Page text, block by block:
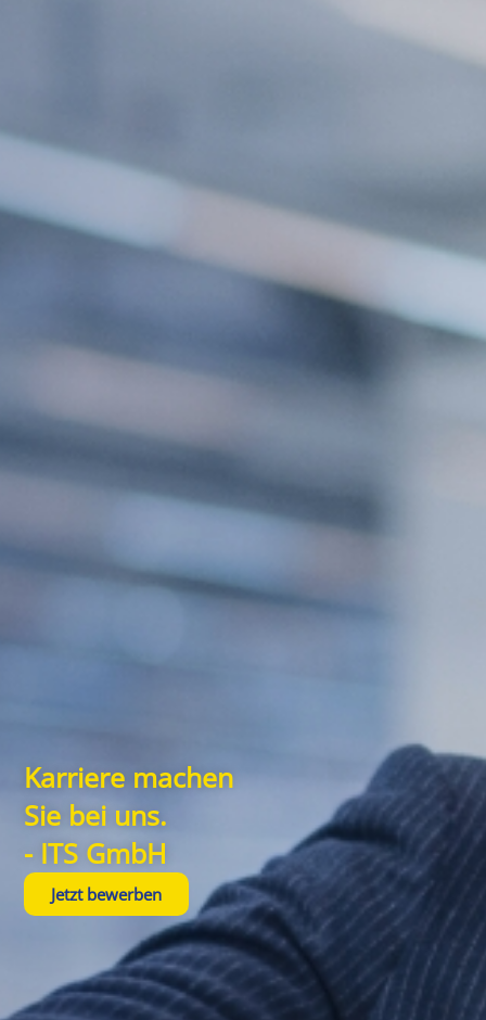
Karriere machen
Sie bei uns.
- ITS GmbH
Jetzt bewerben